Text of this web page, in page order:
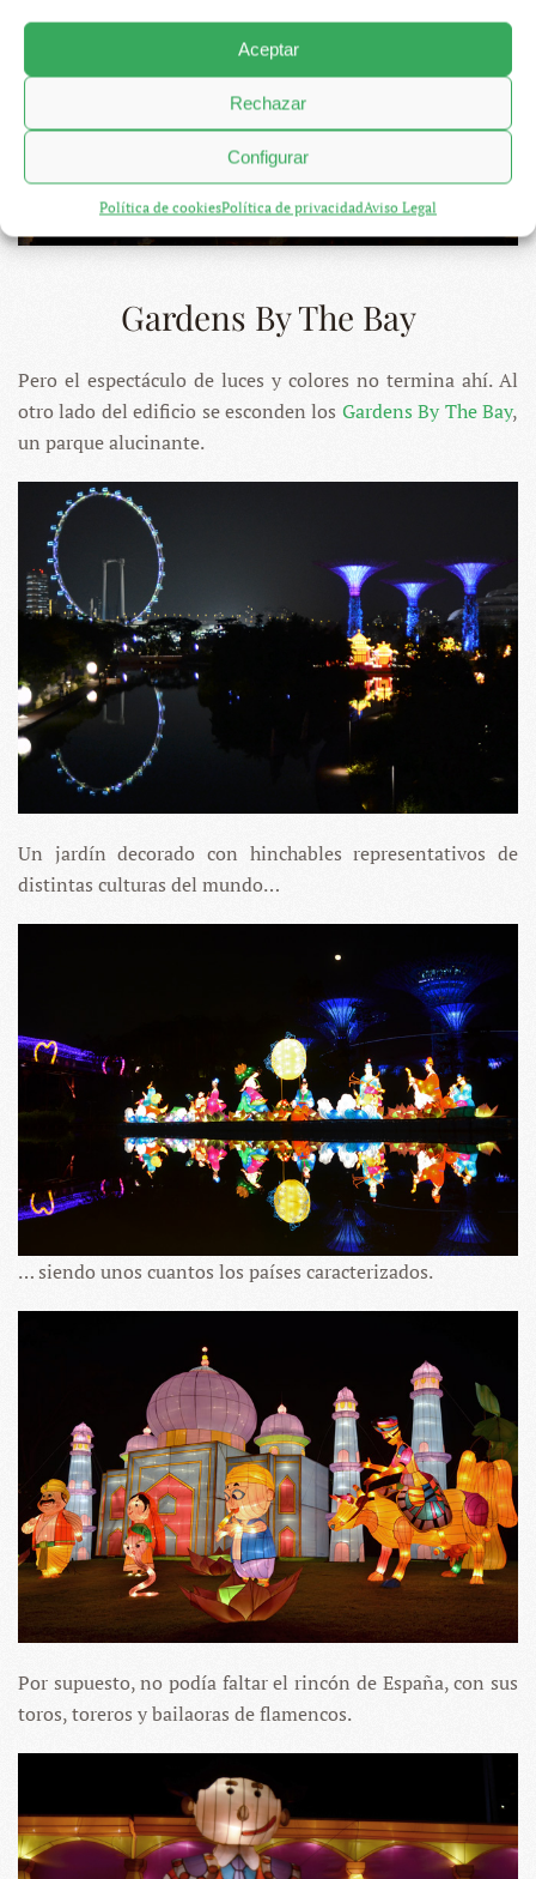
Aceptar
Rechazar
Configurar
Política de cookiesPolítica de privacidadAviso Legal
Gardens By The Bay
Pero el espectáculo de luces y colores no termina ahí. Al
otro lado del edificio se esconden los Gardens By The Bay,
un parque alucinante.
Un jardín decorado con hinchables representativos de
distintas culturas del mundo…
… siendo unos cuantos los países caracterizados.
Por supuesto, no podía faltar el rincón de España, con sus
toros, toreros y bailaoras de flamencos.